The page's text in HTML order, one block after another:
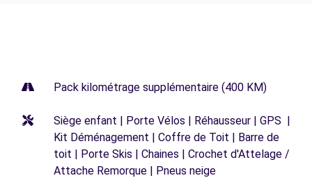
Pack kilométrage supplémentaire (400 KM)
Siège enfant | Porte Vélos | Réhausseur | GPS |
Kit Déménagement | Coffre de Toit | Barre de
toit | Porte Skis | Chaines | Crochet d'Attelage /
Attache Remorque | Pneus neige